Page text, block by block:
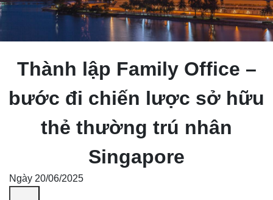
Thành lập Family Office –
bước đi chiến lược sở hữu
thẻ thường trú nhân
Singapore
Ngày 20/06/2025